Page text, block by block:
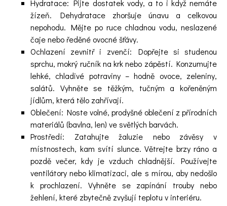
Hydratace: Pijte dostatek vody, a to i když nemáte
žízeň. Dehydratace zhoršuje únavu a celkovou
nepohodu. Mějte po ruce chladnou vodu, neslazené
čaje nebo ředěné ovocné šťávy.
Ochlazení zevnitř i zvenčí: Dopřejte si studenou
sprchu, mokrý ručník na krk nebo zápěstí. Konzumujte
lehké, chladivé potraviny – hodně ovoce, zeleniny,
salátů. Vyhněte se těžkým, tučným a kořeněným
jídlům, která tělo zahřívají.
Oblečení: Noste volné, prodyšné oblečení z přírodních
materiálů (bavlna, len) ve světlých barvách.
Prostředí: Zatahujte žaluzie nebo závěsy v
místnostech, kam svítí slunce. Větrejte brzy ráno a
pozdě večer, kdy je vzduch chladnější. Používejte
ventilátory nebo klimatizaci, ale s mírou, aby nedošlo
k prochlazení. Vyhněte se zapínání trouby nebo
žehlení, které zbytečně zvyšují teplotu v interiéru.